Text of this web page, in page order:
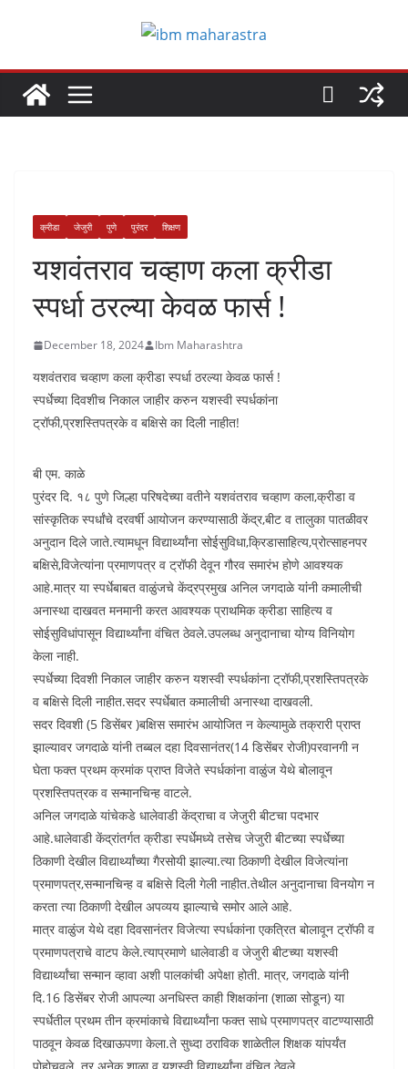
क्रीडा जेजुरी पुणे पुरंदर शिक्षण
यशवंतराव चव्हाण कला क्रीडा
स्पर्धा ठरल्या केवळ फार्स !
December 18, 2024 Ibm Maharashtra
यशवंतराव चव्हाण कला क्रीडा स्पर्धा ठरल्या केवळ फार्स !
स्पर्धेच्या दिवशीच निकाल जाहीर करुन यशस्वी स्पर्धकांना
ट्रॉफी,प्रशस्तिपत्रके व बक्षिसे का दिली नाहीत!
बी एम. काळे
पुरंदर दि. १८ पुणे जिल्हा परिषदेच्या वतीने यशवंतराव चव्हाण कला,क्रीडा व
सांस्कृतिक स्पर्धांचे दरवर्षी आयोजन करण्यासाठी केंद्र,बीट व तालुका पातळीवर
अनुदान दिले जाते.त्यामधून विद्यार्थ्यांना सोईसुविधा,क्रिडासाहित्य,प्रोत्साहनपर
बक्षिसे,विजेत्यांना प्रमाणपत्र व ट्रॉफी देवून गौरव समारंभ होणे आवश्यक
आहे.मात्र या स्पर्धेबाबत वाळुंजचे केंद्रप्रमुख अनिल जगदाळे यांंनी कमालीची
अनास्था दाखवत मनमानी करत आवश्यक प्राथमिक क्रीडा साहित्य व
सोईसुविधांपासून विद्यार्थ्यांना वंचित ठेवले.उपलब्ध अनुदानाचा योग्य विनियोग
केला नाही.
स्पर्धेच्या दिवशी निकाल जाहीर करुन यशस्वी स्पर्धकांना ट्रॉफी,प्रशस्तिपत्रके
व बक्षिसे दिली नाहीत.सदर स्पर्धेबात कमालीची अनास्था दाखवली.
सदर दिवशी (5 डिसेंबर )बक्षिस समारंभ आयोजित न केल्यामुळे तक्रारी प्राप्त
झाल्यावर जगदाळे यांनी तब्बल दहा दिवसानंतर(14 डिसेंबर रोजी)परवानगी न
घेता फक्त प्रथम क्रमांक प्राप्त विजेते स्पर्धकांना वाळुंज येथे बोलावून
प्रशस्तिपत्रक व सन्मानचिन्ह वाटले.
अनिल जगदाळे यांचेकडे धालेवाडी केंद्राचा व जेजुरी बीटचा पदभार
आहे.धालेवाडी केंद्रांतर्गत क्रीडा स्पर्धेमध्ये तसेच जेजुरी बीटच्या स्पर्धेच्या
ठिकाणी देखील विद्यार्थ्यांच्या गैरसोयी झाल्या.त्या ठिकाणी देखील विजेत्यांना
प्रमाणपत्र,सन्मानचिन्ह व बक्षिसे दिली गेली नाहीत.तेथील अनुदानाचा विनयोग न
करता त्या ठिकाणी देखील अपव्यय झाल्याचे समोर आले आहे.
मात्र वाळुंज येथे दहा दिवसानंतर विजेत्या स्पर्धकांना एकत्रित बोलावून ट्रॉफी व
प्रमाणपत्राचे वाटप केले.त्याप्रमाणे धालेवाडी व जेजुरी बीटच्या यशस्वी
विद्यार्थ्यांचा सन्मान व्हावा अशी पालकांची अपेक्षा होती. मात्र, जगदाळे यांनी
दि.16 डिसेंबर रोजी आपल्या अनधिस्त काही शिक्षकांना (शाळा सोडून) या
स्पर्धेतील प्रथम तीन क्रमांकाचे विद्यार्थ्यांना फक्त साधे प्रमाणपत्र वाटण्यासाठी
पाठवून केवळ दिखाऊपणा केला.ते सुध्दा ठराविक शाळेतील शिक्षक यांपर्यंत